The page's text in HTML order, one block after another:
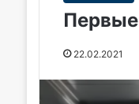
22.02.2021